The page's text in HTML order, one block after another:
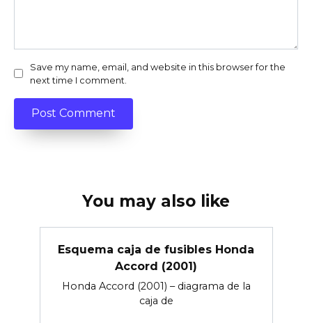
Save my name, email, and website in this browser for the
next time I comment.
You may also like
Esquema caja de fusibles Honda
Accord (2001)
Honda Accord (2001) – diagrama de la
caja de